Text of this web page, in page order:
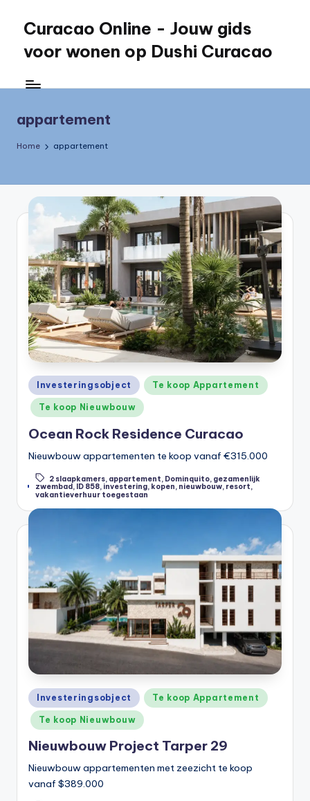
content
Curacao Online - Jouw gids
voor wonen op Dushi Curacao
gids
wonen
Dushi
appartement
Home appartement
Posted
in
Investeringsobject Te koop Appartement
Te koop Nieuwbouw
Ocean Rock Residence Curacao
Nieuwbouw appartementen te koop vanaf €315.000
Tags:
2 slaapkamers, appartement Dominquito, gezamenlijk
zwembad , ID 858, investering, kopen, nieuwbouw, resort,
vakantieverhuur toegestaan
Posted
in
Investeringsobject Te koop Appartement
Te koop Nieuwbouw
Nieuwbouw Project Tarper 29
Nieuwbouw appartementen met zeezicht te koop
vanaf $389.000